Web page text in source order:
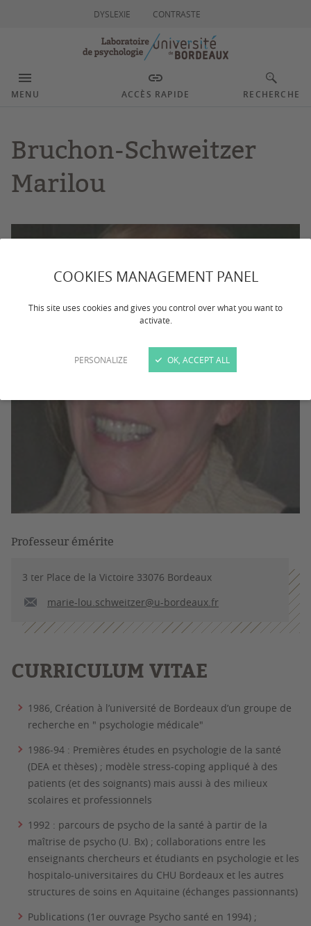
COOKIES MANAGEMENT PANEL
This site uses cookies and gives you control over what you want to
activate.
PERSONALIZE OK, ACCEPT ALL
DYSLEXIE CONTRASTE
MENU ACCÈS RAPIDE RECHERCHE
Bruchon-Schweitzer
Marilou
Professeur émérite
3 ter Place de la Victoire 33076 Bordeaux
marie-lou.schweitzer@u-bordeaux.fr
CURRICULUM VITAE
1986, Création à l’université de Bordeaux d’un groupe de
recherche en " psychologie médicale"
1986-94 : Premières études en psychologie de la santé
(DEA et thèses) ; modèle stress-coping appliqué à des
patients (et des soignants) mais aussi à des milieux
scolaires et professionnels
1992 : parcours de psycho de la santé à partir de la
maîtrise de psycho (U. Bx) ; collaborations entre les
enseignants chercheurs et étudiants en psychologie et les
hospitalo-universitaires du CHU Bordeaux et les autres
structures de soins en Aquitaine (échanges passionnants)
Publications (1er ouvrage Psycho santé en 1994) ;